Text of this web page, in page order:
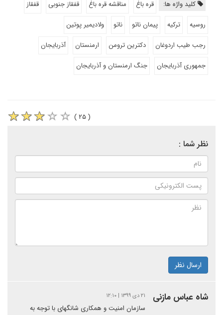
کلید واژه ها: قره باغ مناقشه قره باغ قفقاز جنوبی
قفقاز
روسیه
ترکیه پیمان ناتو ناتو
ولادیمیر پوتین
رجب طیب اردوغان
دکترین ترومن ارمنستان
آذربایجان
جمهوری آذربایجان
جنگ ارمنستان و آذربایجان
( ۲۵ )
نظر شما :
ارسال نظر
شاه عباس مازنی ۲۱ دی ۱۳۹۹ | ۱۲:۱۰
سازمان امنیت و همکاری شانگهای با توجه به